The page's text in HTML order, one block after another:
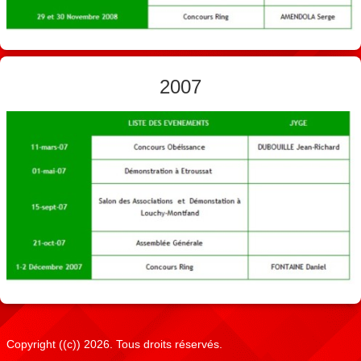
2007
Copyright ((c)) 2026. Tous droits réservés.